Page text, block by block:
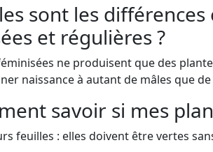
sont les
et régulières ?
ne produisent que des
naissance à autant de mâles que
savoir si mes
feuilles : elles doivent être vertes